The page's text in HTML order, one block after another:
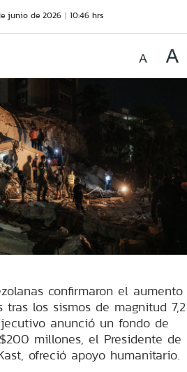
junio de 2026 10:46 hrs
confirmaron el aumento
los sismos de magnitud 7,2
anunció un fondo de
millones, el Presidente de
ofreció apoyo humanitario.